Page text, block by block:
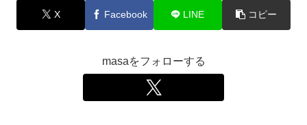
X Facebook LINE コピー
masaをフォローする